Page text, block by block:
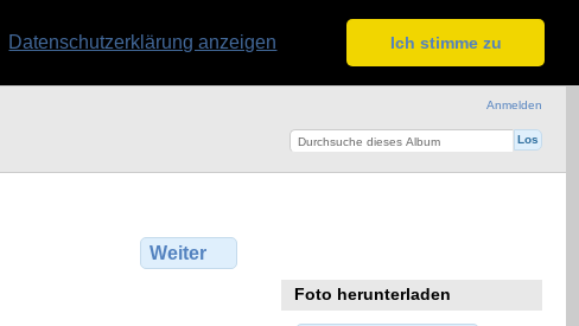
Datenschutzerklärung anzeigen Ich stimme zu
Anmelden
Weiter
Foto herunterladen